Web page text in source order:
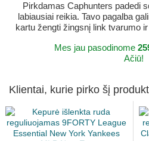
Pirkdamas Caphunters padedi
labiausiai reikia. Tavo pagalba
kartu žengti žingsnį link tvarumo
Mes jau pasodinome
Ačiū!
Klientai, kurie pirko šį